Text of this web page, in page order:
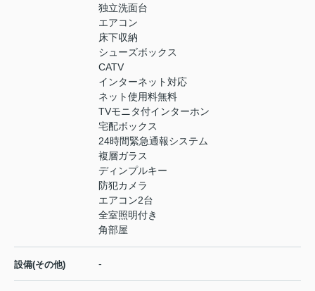
独立洗面台
エアコン
床下収納
シューズボックス
CATV
インターネット対応
ネット使用料無料
TVモニタ付インターホン
宅配ボックス
24時間緊急通報システム
複層ガラス
ディンプルキー
防犯カメラ
エアコン2台
全室照明付き
角部屋
設備(その他) -